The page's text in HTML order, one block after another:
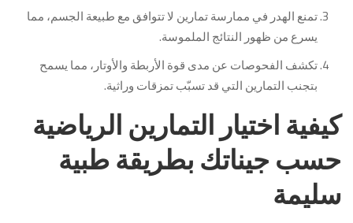
تمنع الهدر في ممارسة تمارين لا تتوافق مع طبيعة الجسم، مما
يسرع من ظهور النتائج الملموسة.
تكشف الفحوصات عن مدى قوة الأربطة والأوتار، مما يسمح
بتجنب التمارين التي قد تسبّب تمزقات وراثية.
كيفية اختيار التمارين الرياضية
حسب جيناتك بطريقة طبية
سليمة